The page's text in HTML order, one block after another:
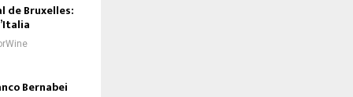
de Bruxelles:
Bernabei